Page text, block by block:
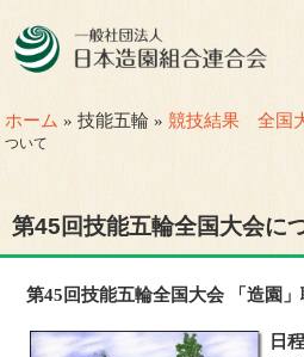
ホーム » 技能五輪 »競技結果 全国
ついて
第45回技能五輪全国大会に
第45回技能五輪全国大会 「造園
日程